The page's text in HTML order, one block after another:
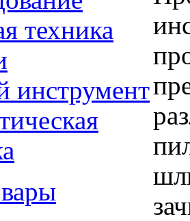
техника
инструмент